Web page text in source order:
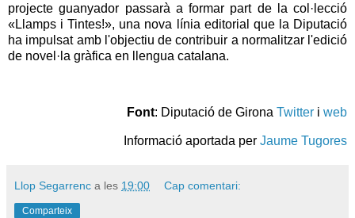
projecte guanyador passarà a formar part de la col·lecció
«Llamps i Tintes!», una nova línia editorial que la Diputació
ha impulsat amb l'objectiu de contribuir a normalitzar l'edició
de novel·la gràfica en llengua catalana.
Font: Diputació de Girona Twitter i web
Informació aportada per Jaume Tugores
Llop Segarrenc a les 19:00 Cap comentari:
Comparteix